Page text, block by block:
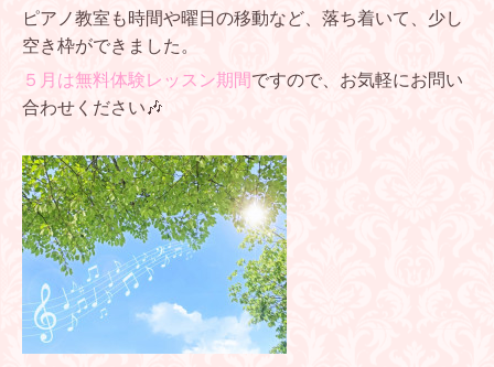
ピアノ教室も時間や曜日の移動など、落ち着いて、 少し
空き枠ができました。
５月は無料体験レッスン期間ですので、お気軽にお問い
合わせください🎶